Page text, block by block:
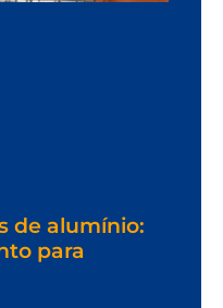
de alumínio:
para